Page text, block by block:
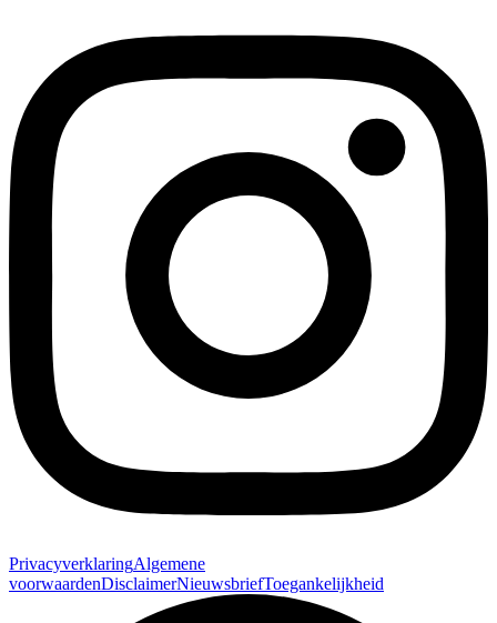
PrivacyverklaringAlgemene
voorwaardenDisclaimerNieuwsbriefToegankelijkheid